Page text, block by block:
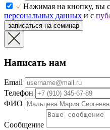
Нажимая на кнопку, вы
персональных данных и с
записаться на семинар
Написать нам
Email
Телефон
ФИО
Сообщение